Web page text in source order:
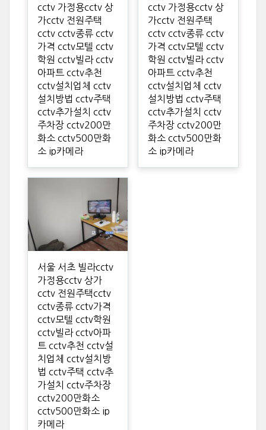
cctv 가정용cctv 상
가cctv 전원주택
cctv cctv종류 cctv
가격 cctv모텔 cctv
학원 cctv빌라 cctv
아파트 cctv추천
cctv설치업체 cctv
설치방법 cctv주택
cctv추가설치 cctv
주차장 cctv200만
화소 cctv500만화
소 ip카메라
cctv 가정용cctv 상
가cctv 전원주택
cctv cctv종류 cctv
가격 cctv모텔 cctv
학원 cctv빌라 cctv
아파트 cctv추천
cctv설치업체 cctv
설치방법 cctv주택
cctv추가설치 cctv
주차장 cctv200만
화소 cctv500만화
소 ip카메라
서울 서초 빌라cctv
가정용cctv 상가
cctv 전원주택cctv
cctv종류 cctv가격
cctv모텔 cctv학원
cctv빌라 cctv아파
트 cctv추천 cctv설
치업체 cctv설치방
법 cctv주택 cctv추
가설치 cctv주차장
cctv200만화소
cctv500만화소 ip
카메라